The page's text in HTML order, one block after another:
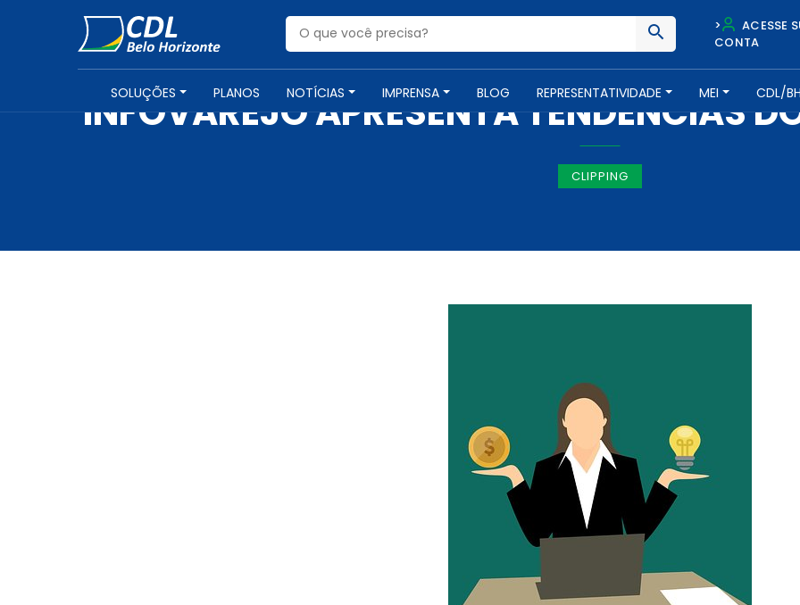
>
ACESSE
CONTA
SOLUÇÕES PLANOS NOTÍCIAS IMPRENSA BLOG REPRESENTATIVIDADE MEI CDL/BH
IMPRENSA -26 DE FEVEREIRO DE 2019
INFOVAREJO APRESENTA TENDÊNCIAS
CLIPPING